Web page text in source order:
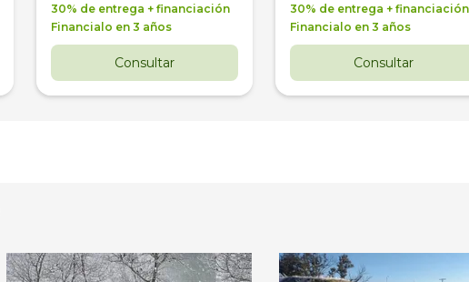
30% de entrega + financiación
Financialo en 3 años
Consultar
30% de entrega + financiación
Financialo en 3 años
Consultar